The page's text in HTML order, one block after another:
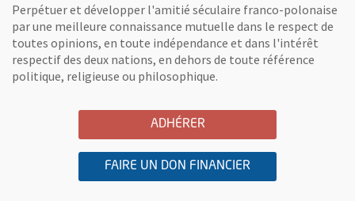
Perpétuer et développer l'amitié séculaire franco-polonaise
par une meilleure connaissance mutuelle dans le respect de
toutes opinions, en toute indépendance et dans l'intérêt
respectif des deux nations, en dehors de toute référence
politique, religieuse ou philosophique.
ADHÉRERA L'ASSOCIATION ANJOU
, OUVRE UNE NOUVELLE
FAIRE UN DON FINANCIER